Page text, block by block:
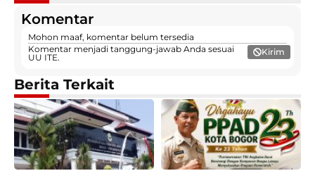
Komentar
Mohon maaf, komentar belum tersedia
Komentar menjadi tanggung-jawab Anda sesuai
UU ITE.
Kirim
Berita Terkait